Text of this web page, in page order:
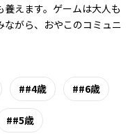
えます。ゲームは大人も
がら、おやこのコミュニ
#4歳 #6歳
#5歳